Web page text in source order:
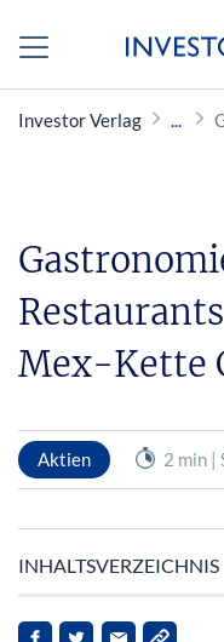
Investor Verlag
Mex-Kette
Aktien 2 min |
INHALTSVERZEICHNIS
Die